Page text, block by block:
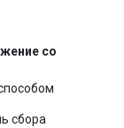
со
сбора